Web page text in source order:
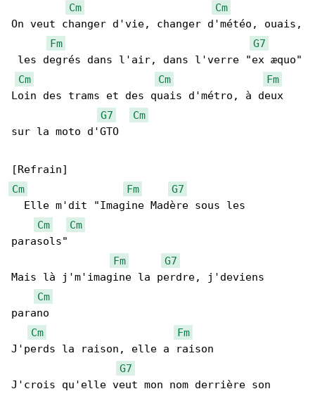
Cm
Cm
On veut changer d'vie, changer d'météo, ouais,
Fm
G7
les degrés dans l'air, dans l'verre "ex æquo"
Cm
Cm
Fm
Loin des trams et des quais d'métro, à deux
G7
Cm
sur la moto d'GTO
Cm
Fm
G7
  Elle m'dit "Imagine Madère sous les
Cm
Cm
parasols"
Fm
G7
Mais là j'm'imagine la perdre, j'deviens
Cm
parano
Cm
Fm
J'perds la raison, elle a raison
G7